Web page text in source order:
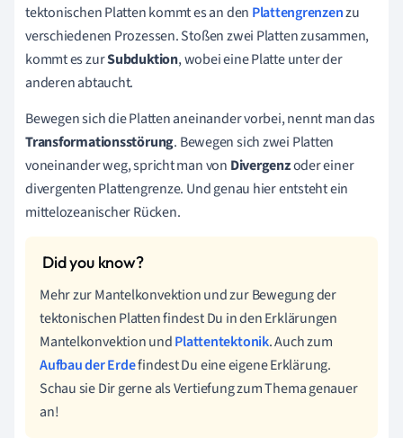
tektonischen Platten kommt es an den Plattengrenzenzu
verschiedenen Prozessen. Stoßen zwei Platten zusammen,
kommt es zurSubduktion, wobei eine Platte unter der
anderen abtaucht.
Bewegen sich die Platten aneinander vorbei, nennt man das
Transformationsstörung. Bewegen sich zwei Platten
voneinander weg, spricht man von Divergenzoder einer
divergenten Plattengrenze. Und genau hier entsteht ein
mittelozeanischer Rücken.
Mehr zur Mantelkonvektion und zur Bewegung der
tektonischen Platten findest Du in den Erklärungen
Mantelkonvektion undPlattentektonik. Auch zum
Aufbau der Erdefindest Du eine eigene Erklärung.
Schau sie Dir gerne als Vertiefung zum Thema genauer
an!